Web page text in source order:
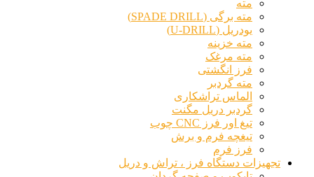
مته
مته برگی (SPADE DRILL)
یودریل (U-DRILL)
مته خزینه
مته مرغک
فرز انگشتی
مته گردبر
الماس تراشکاری
گردبر دریل مگنت
تیغ اور فرز CNC چوب
تیغچه فرم و برش
فرز فرم
تجهیزات دستگاه فرز ، تراش و دریل